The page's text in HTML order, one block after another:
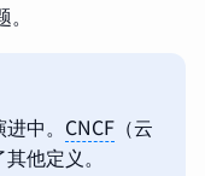
中。 CNCF （云
他定义。